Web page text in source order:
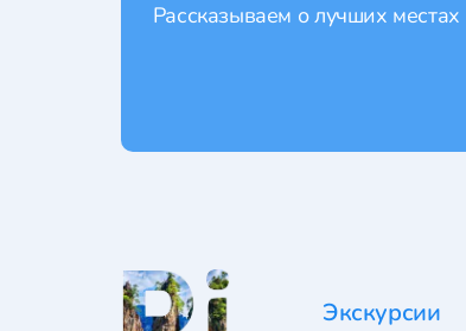
Рассказываем о лучших
Экскурсии